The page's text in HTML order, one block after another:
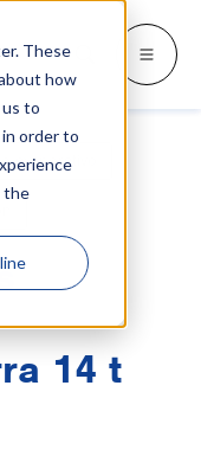
These
how
to
order to
the
Productos
adiabático
con un
de energía
Industrias
Sobre Oxycom
evaporativo
14 t